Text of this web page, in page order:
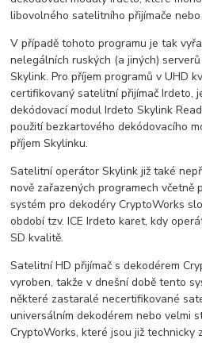
libovolného satelitního přijímače
V případě tohoto programu je tak
nelegálních ruských (a jiných)
Skylink. Pro příjem programů v UHD
certifikovaný satelitní přijímač Irdeto,
dekódovací modul Irdeto Skylink
použití bezkartového dekódovacího
příjem Skylinku.
Satelitní operátor Skylink již také
nově zařazených programech včetně
systém pro dekodéry CryptoWorks
období tzv. ICE Irdeto karet, kdy
SD kvalitě.
Satelitní HD přijímač s dekodérem
vyroben, takže v dnešní době tento
některé zastaralé necertifikované
universálním dekodérem nebo velmi
CryptoWorks, které jsou již technicky